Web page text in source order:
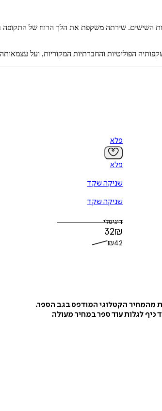
שיריה בשנות השישים. שירתה משקפת את הלך הרוח של
הפוליטיות והחברתיות המקוריות, ועל
פלא
פלא
שניקה שקד
שניקה שקד
דיגיטלי
32₪
₪42
מהמחיר הקטלוגי המודפס בגב הספר.
כיף לגלות עוד ספר במחיר מעולה